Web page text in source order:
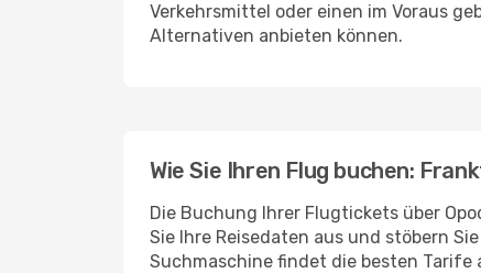
Verkehrsmittel oder einen im Voraus
Alternativen anbieten können.
Wie Sie Ihren Flug buchen:
Die Buchung Ihrer Flugtickets über
Sie Ihre Reisedaten aus und stöbern
Suchmaschine findet die besten Tarife